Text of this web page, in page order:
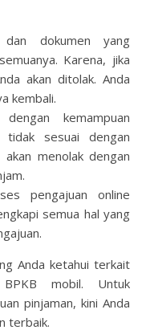
dokumen yang
Karena, jika
akan ditolak. Anda
kembali.
kemampuan
tidak sesuai dengan
menolak dengan
pengajuan online
semua hal yang
Anda ketahui terkait
mobil. Untuk
pinjaman, kini Anda
terbaik.